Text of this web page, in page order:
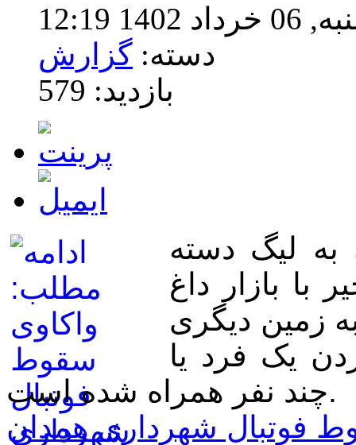
12:19
دسته: گزارش
بازدید: 579
لیگ دسته
با بازار داغ
زمین دیگری
یک فرد یا
چند نفر همراه شده است.
فوتبال شهرداری همدان